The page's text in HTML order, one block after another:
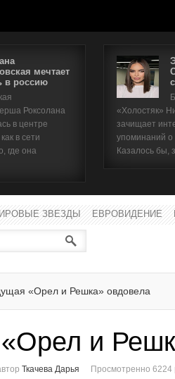
мечтает
в россию
Роксолана
в центре
в сети
где она
«Холостяк»
зачищает
упоминаний
Казалось бы,
ЗВЕЗДЫ ЕВРОВИДЕНИЕ
«Орел и Решка» овдовела
и
Ткачева Дарья Просмотренно 6224
Имя